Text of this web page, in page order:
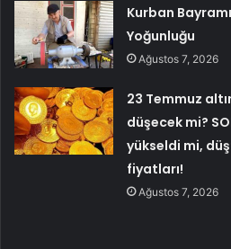
Kurban
Yoğunluğu
Ağustos 7, 2026
23 Temmuz
düşecek mi?
yükseldi mi,
fiyatları!
Ağustos 7, 2026